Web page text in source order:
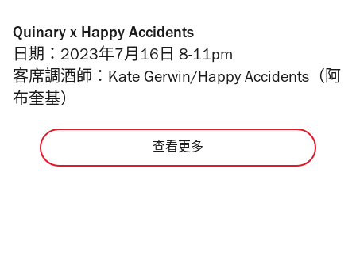
Quinary x Happy Accidents
日期： 2023年7月16日 8-11pm
客席調酒師：Kate Gerwin/Happy Accidents（阿
布奎基）
查看更多